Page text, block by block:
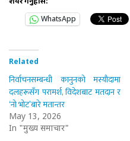
WhatsApp
Related
निर्वाचनसम्बन्धी कानुनको मस्यौदामा
दलहरूसँग परामर्श, विदेशबाट मतदान र
‘नो भोट’बारे मतान्तर
May 13, 2026
In "मुख्य समाचार"